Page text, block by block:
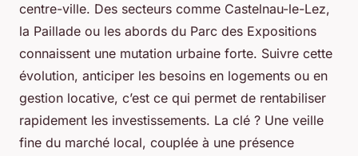
centre-ville. Des secteurs comme Castelnau-le-Lez,
la Paillade ou les abords du Parc des Expositions
connaissent une mutation urbaine forte. Suivre cette
évolution, anticiper les besoins en logements ou en
gestion locative, c’est ce qui permet de rentabiliser
rapidement les investissements. La clé ? Une veille
fine du marché local, couplée à une présence